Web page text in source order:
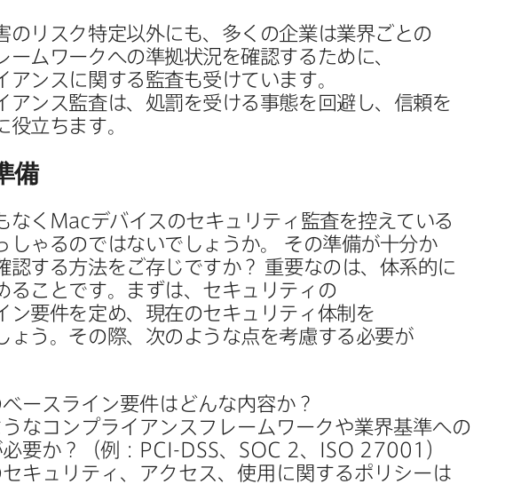
の​リスク特定以外にも、​多くの​企業は​業界ごとの​
ームワークへの​準拠状況を​確認する​ために、​
アンスに​関する​監査も​受けています。​
アンス監査は、​処罰を​受ける​事態を​回避し、​信頼を​
役立ちます。
備
なく Macデバイスの​セキュリティ監査を​控えている​
しゃるのではないでしょうか。
その​準備が​十分か​
認する​方​法を​ご存じですか？ 重要なのは、​体系的に​
る​ことです。​まずは、​セキュリティの​
ン要件を​定め、​現在の​セキュリティ体制を​
ょう。​その際、​次のような​点を​考慮する​必要が​
ースライン要件は​どんな​内容か？
うな​コンプライアンスフレームワークや​業界基準への​
要か？​（例：
PCI-DSS、 SOC 2、 ISO 27001 ）
キュリティ、​アクセス、​使用に​関する​ポリシーは​